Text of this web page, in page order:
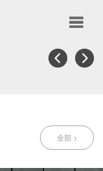
全部 >